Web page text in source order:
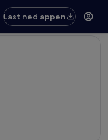
Last ned appen